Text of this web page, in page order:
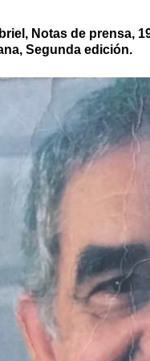
Notas de prensa,
Segunda edición.